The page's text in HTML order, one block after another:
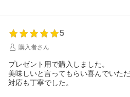
5
購入者さん
プレゼント用で購入しました。
美味しいと言ってもらい喜んでいただ
対応も丁寧でした。